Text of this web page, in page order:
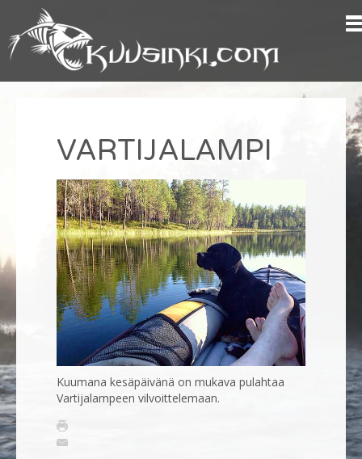
VARTIJALAMPI
Kuumana kesäpäivänä on mukava pulahtaa
Vartijalampeen vilvoittelemaan.